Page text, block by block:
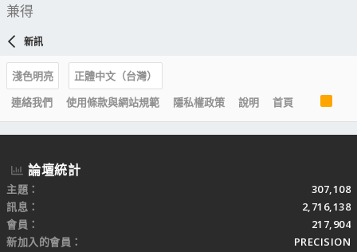
兼得
新訊
淺色明亮
正體中文（台灣）
連絡我們
使用條款與網站規範 隱私權政策 說明 首頁
R
S
S
論壇統計
主題
307,108
訊息
2,716,138
會員
217,904
新加入的會員
PRECISION